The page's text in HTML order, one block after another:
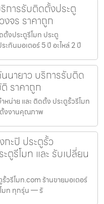
การรับติดตั้งประตู
จร ราคาถูก
งประตูรีโมท ประตู
กันมอเตอร์ 5 ปี อะไหล่ 2 ปี
นายาว บริการรับติด
ราคาถูก
น่าย และ ติดตั้ง ประตูรั้วรีโมท
งงานคุณภาพ
กะปิ ประตูรั้ว
ตูรีโมท และ รับเปลี่ยน
วรีโมท.com ร้านขายมอเตอร์
โมท ทุกรุ่น — รั